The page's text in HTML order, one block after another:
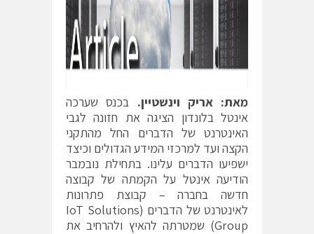
מאת: אריק וינשטיין. בכנס שערכה
אינטל בלונדון הציגה את חזונה לגבי
האינטרנט של הדברים החל מהתקני
הקצה ועד למרכזי המידע הגדולים וכיצד
ישפיעו הדברים עלינו. בתחילת נובמבר
הודיעה אינטל על הקמתה של קבוצה
חדשה בחברה – קבוצת פתרונות
לאינטרנט של הדברים (IoT Solutions
Group) שמטרתה להאיץ ולהרחיב את